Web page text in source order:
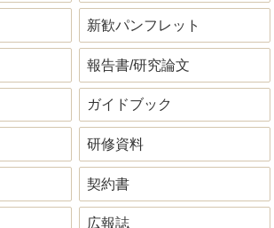
新歓パンフレット
報告書/研究論文
ガイドブック
研修資料
契約書
広報誌